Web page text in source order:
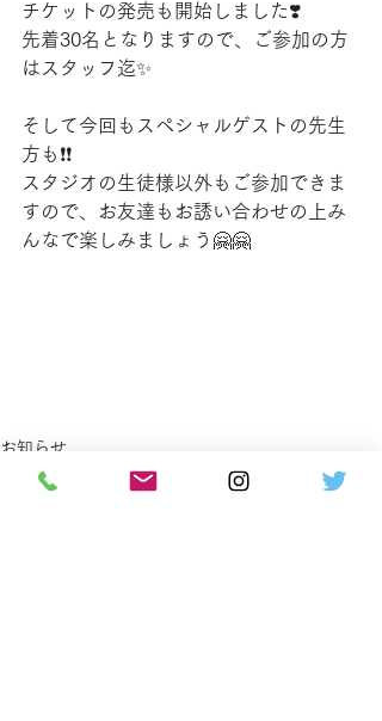
チケットの発売も開始しました❣️
先着30名となりますので、ご参加の方
はスタッフ迄✨
そして今回もスペシャルゲストの先生
方も❗️❗️
スタジオの生徒様以外もご参加できま
すので、お友達もお誘い合わせの上み
んなで楽しみましょう🤗🤗
お知らせ